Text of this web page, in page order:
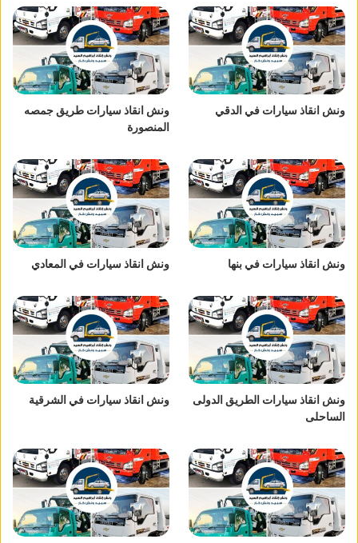
ونش انقاذ سيارات في الدقي
ونش انقاذ سيارات طريق جمصه
المنصورة
ونش انقاذ سيارات في بنها ونش انقاذ سيارات في المعادي
ونش انقاذ سيارات الطريق الدولى
الساحلى
ونش انقاذ سيارات في الشرقية